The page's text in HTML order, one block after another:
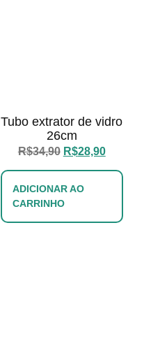
Tubo extrator de vidro
26cm
R$34,90 R$28,90
ADICIONAR AO
CARRINHO